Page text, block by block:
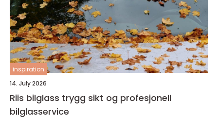
inspiration
14. July 2026
Riis bilglass trygg sikt og profesjonell
bilglasservice